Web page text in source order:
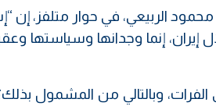
الربيعي، في حوار متلفز، إن
إيران، إنما وجدانها وسياستها
وبالتالي من المشمول